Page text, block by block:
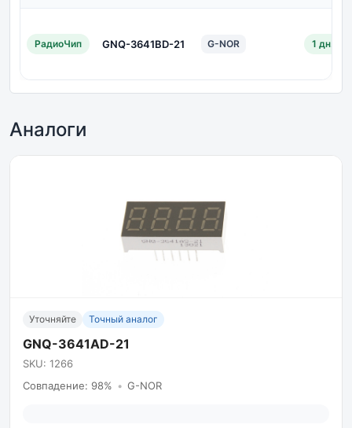
РадиоЧип GNQ-3641BD-21 G-NOR 1 дн.
Аналоги
Уточняйте Точный аналог
GNQ-3641AD-21
SKU: 1266
Совпадение: 98% • G-NOR